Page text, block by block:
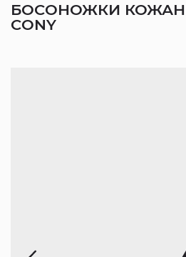
БОСОНОЖКИ
CONY